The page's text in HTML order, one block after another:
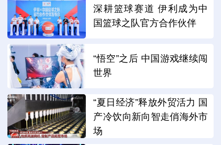
深耕篮球赛道 伊利成为中
国篮球之队官方合作伙伴
“悟空”之后 中国游戏继续闯
世界
“夏日经济”释放外贸活力 国
产冷饮向新向智走俏海外市
场